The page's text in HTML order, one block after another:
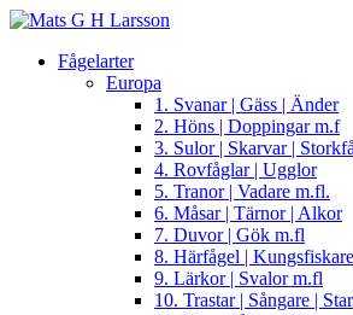
Fågelarter
Europa
1. Svanar | Gäss | Änder
2. Höns | Doppingar m.f
3. Sulor | Skarvar |
4. Rovfåglar | Ugglor
5. Tranor | Vadare m.fl.
6. Måsar | Tärnor | Alkor
7. Duvor | Gök m.fl
8. Härfågel |
9. Lärkor | Svalor m.fl
10. Trastar | Sångare |